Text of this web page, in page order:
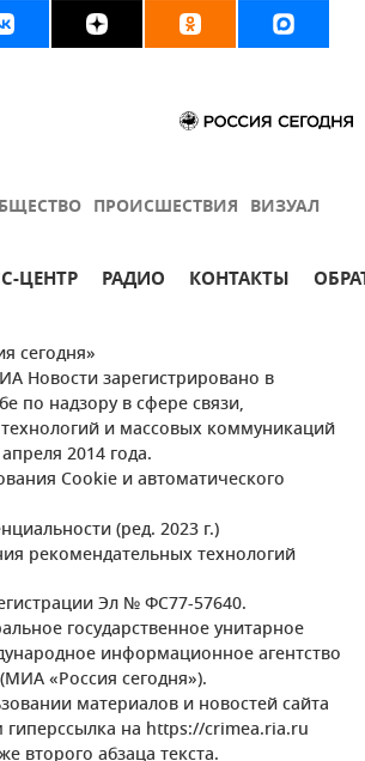
ПРОИСШЕСТВИЯ ВИЗУАЛ
ЦЕНТР РАДИО КОНТАКТЫ
сегодня»
Новости зарегистрировано в
по надзору в сфере связи,
и массовых коммуникаций
2014 года.
Cookie и автоматического
(ред. 2023 г.)
рекомендательных технологий
Эл № ФС77-57640.
государственное унитарное
информационное агентство
(МИА «Россия сегодня»).
материалов и новостей сайта
на https://crimea.ria.ru
второго абзаца текста.